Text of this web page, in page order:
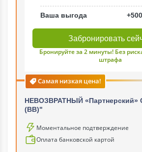
Ваша выгода
Забронировать
Бронируйте за 2 минуты! Без
штрафа
Самая низкая цена!
НЕВОЗВРАТНЫЙ «Партнерский»
(ВВ)"
Моментальное подтверждение
Оплата банковской картой